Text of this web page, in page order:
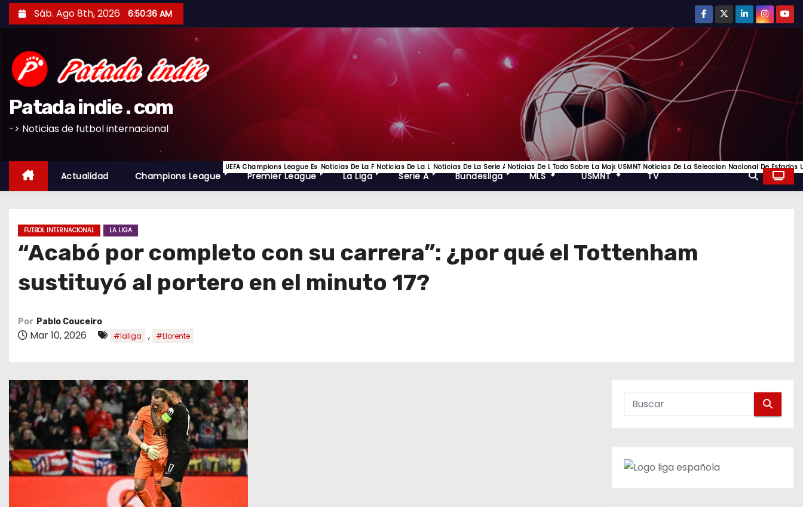
t
Sáb. Ago 8th, 2026 6:50:37 AM
Patada indie . com
-> Noticias de futbol internacional
Actualidad Champions League
UEFA Champions League Es Uno De Los Torneos De Fútbol Más Prestigiosos Del Mundo Y La Competición De Clubes Más Prestigiosa Del Fútbol Europeo, Toda La
Premier League
Noticias De La Premier League, EPL Lo Mejor Del Futbol Ingles Y Los Mejores Equipos De Inglaterra
La Liga
Noticias De La Liga Española De Futbol
Serie A
Noticias De La Serie A, Lo Mejor Del Futbol De La Liga Italiana Y Los Mejores Equipos De Italia
Bundesliga
Noticias De La Bundesliga Y Todo Lo Mejor Del Futbol Aleman
MLS
Todo Sobre La Major League Soccer, Futbol De Estados Unidos
USMNT
USMNT Noticias De La Seleccion Nacional De
TV
FUTBOL INTERNACIONAL LA LIGA
“Acabó por completo con su carrera”: ¿por qué el Tottenham
sustituyó al portero en el minuto 17?
Por Pablo Couceiro
Mar 10, 2026 #laliga , #Llorente